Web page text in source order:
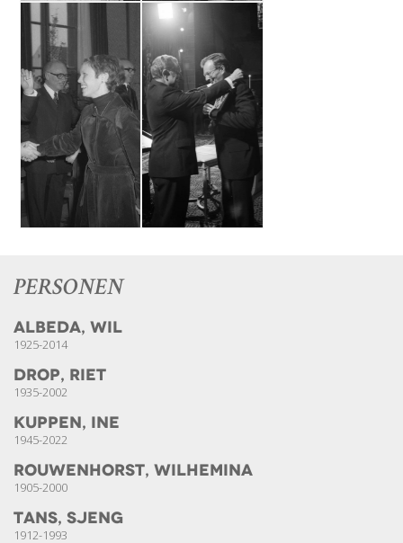
PERSONEN
Albeda, Wil
1925-2014
Drop, Riet
1935-2002
Kuppen, Ine
1945-2022
Rouwenhorst, Wilhemina
1905-2000
Tans, Sjeng
1912-1993